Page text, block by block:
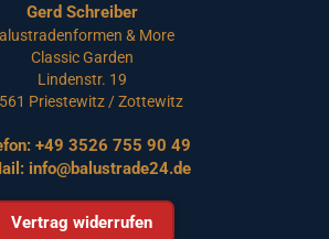
Gerd Schreiber
& More
Classic Garden
Lindenstr. 19
Priestewitz / Zottewitz
+49 3526 755 90 49
info@balustrade24.de
Vertrag widerrufen